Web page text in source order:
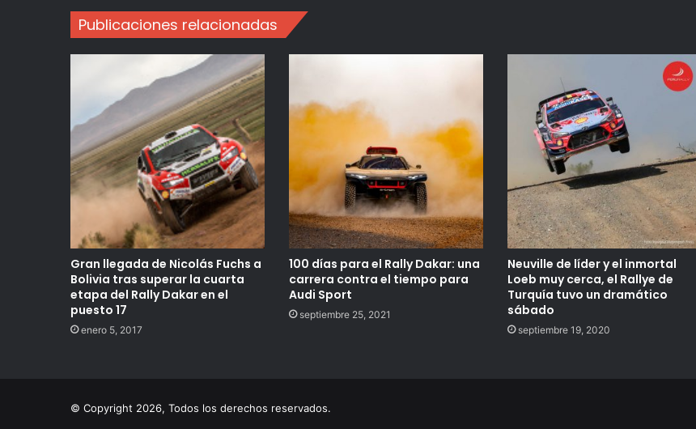
Publicaciones relacionadas
Gran llegada de Nicolás Fuchs a
Bolivia tras superar la cuarta
etapa del Rally Dakar en el
puesto 17
enero 5, 2017
100 días para el Rally Dakar: una
carrera contra el tiempo para
Audi Sport
septiembre 25, 2021
Neuville de líder y el inmortal
Loeb muy cerca, el Rallye de
Turquía tuvo un dramático
sábado
septiembre 19, 2020
© Copyright 2026, Todos los derechos reservados.